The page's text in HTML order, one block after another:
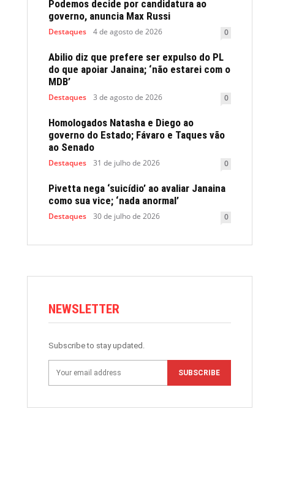
Podemos decide por candidatura ao
governo, anuncia Max Russi
Destaques 4 de agosto de 2026 0
Abilio diz que prefere ser expulso do PL
do que apoiar Janaina; ‘não estarei com o
MDB’
Destaques 3 de agosto de 2026 0
Homologados Natasha e Diego ao
governo do Estado; Fávaro e Taques vão
ao Senado
Destaques 31 de julho de 2026 0
Pivetta nega ‘suicídio’ ao avaliar Janaina
como sua vice; ‘nada anormal’
Destaques 30 de julho de 2026 0
NEWSLETTER
Subscribe to stay updated.
SUBSCRIBE